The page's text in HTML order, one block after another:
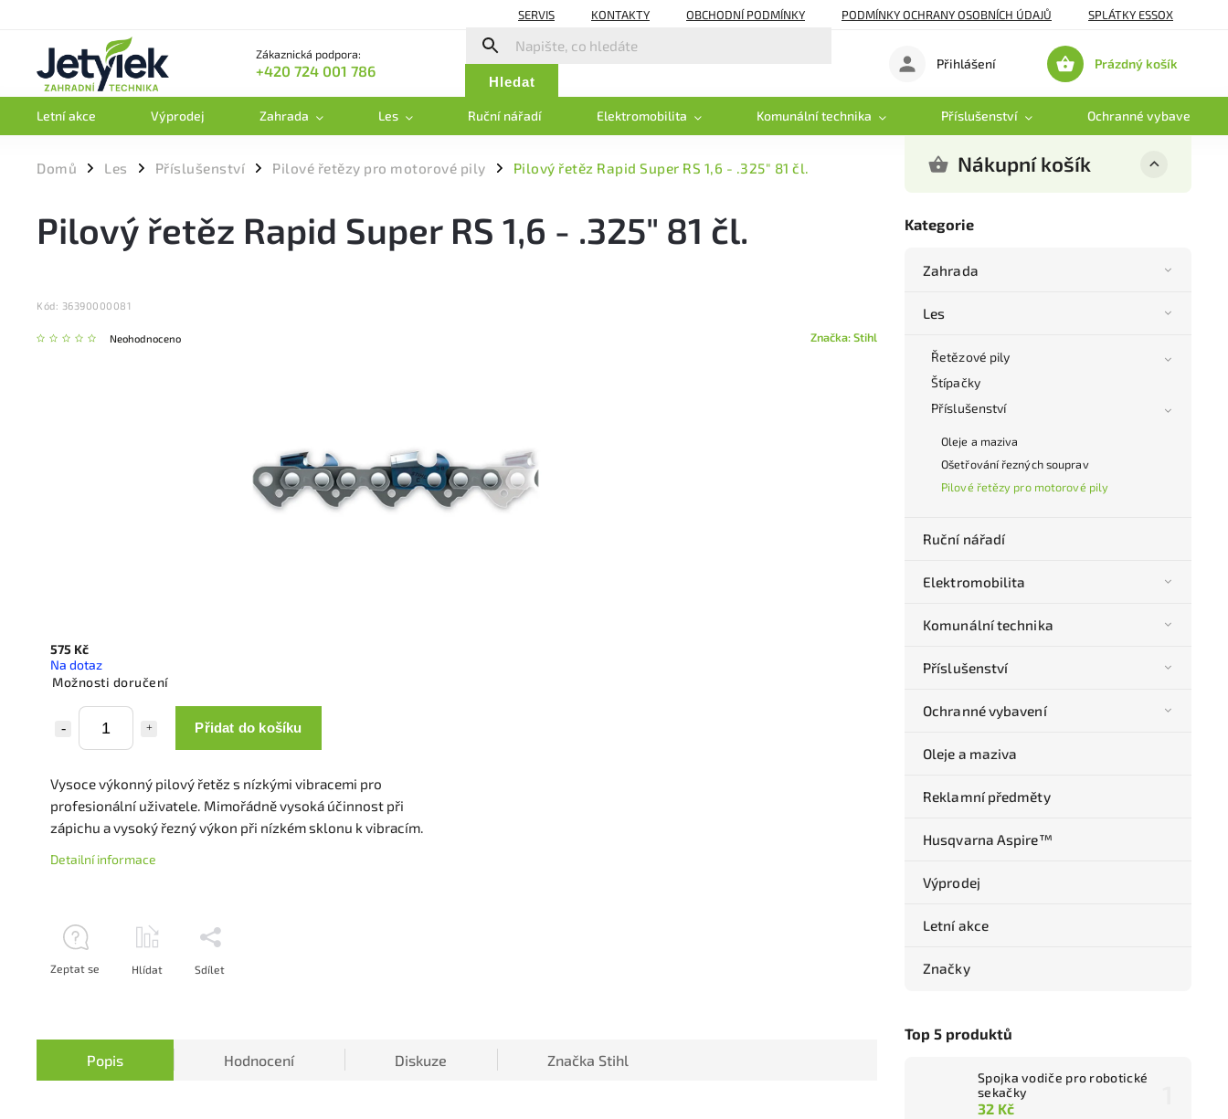
SERVIS KONTAKTY OBCHODNÍ PODMÍNKY PODMÍNKY OCHRANY OSOBNÍCH ÚDAJŮ SPLÁTKY ESSOX
Zákaznická podpora:
+420 724 001 786
Hledat
Nákupní
Prázdný košík
Přihlášení
Letní akce Výprodej Zahrada Les Ruční nářadí Elektromobilita Komunální technika Příslušenství Ochranné vybavení
Domů / Les / Příslušenství / Pilové řetězy pro motorové pily / Pilový řetěz Rapid Super RS 1,6 - .325" 81 čl. Nákupní košík
Kategorie
Zahrada
Les
Řetězové pily
Štípačky
Příslušenství
Oleje a maziva
Ošetřování řezných souprav
Pilové řetězy pro motorové pily
Ruční nářadí
Elektromobilita
Komunální technika
Příslušenství
Ochranné vybavení
Oleje a maziva
Reklamní předměty
Husqvarna Aspire™
Výprodej
Letní akce
Značky
Top 5 produktů
Spojka vodiče pro robotické
sekačky
32 Kč
Pilový řetěz Rapid Super RS 1,6 - .325" 81 čl.
Kód: 36390000081
Neohodnoceno Značka:Stihl
575 Kč
Na dotaz
Možnosti doručení
Přidat do košíku
Vysoce výkonný pilový řetěz s nízkými vibracemi pro
profesionální uživatele. Mimořádně vysoká účinnost při
zápichu a vysoký řezný výkon při nízkém sklonu k vibracím.
Detailní informace
Zeptat se Hlídat Sdílet
Popis Hodnocení Diskuze Značka Stihl